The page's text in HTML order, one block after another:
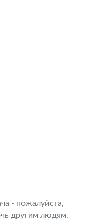
- пожалуйста,
другим людям.